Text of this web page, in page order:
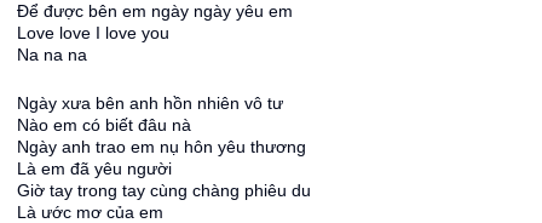
Để được bên em ngày ngày yêu em
Love love I love you
Na na na
Ngày xưa bên anh hồn nhiên vô tư
Nào em có biết đâu nà
Ngày anh trao em nụ hôn yêu thương
Là em đã yêu người
Giờ tay trong tay cùng chàng phiêu du
Là ước mơ của em